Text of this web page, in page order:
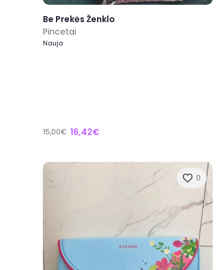
Be Prekės Ženklo
Pincetai
Nauja
15,00€ 16,42€
0